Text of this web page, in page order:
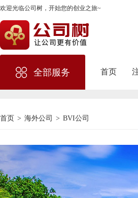
欢迎光临公司树，开始您的创业之旅~
全部服务 首页
首页 > 海外公司 > BVI公司